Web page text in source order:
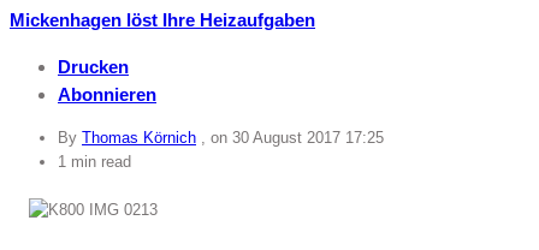
Mickenhagen löst Ihre Heizaufgaben
Drucken
Abonnieren
By Thomas Körnich , on 30 August 2017 17:25
1 min read